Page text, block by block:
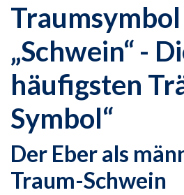
Traumsymbol
„Schwein“ -
häufigsten
Symbol“
Der Eber als
Traum-Schwein